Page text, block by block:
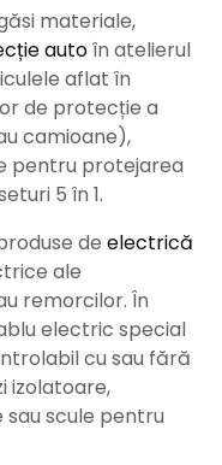
materiale,
autoîn atelierul
aflat în
de protecție a
camioane),
pentru protejarea
5 în 1.
de electrică
ale
remorcilor. În
electric special
cu sau fără
izolatoare,
sau scule pentru